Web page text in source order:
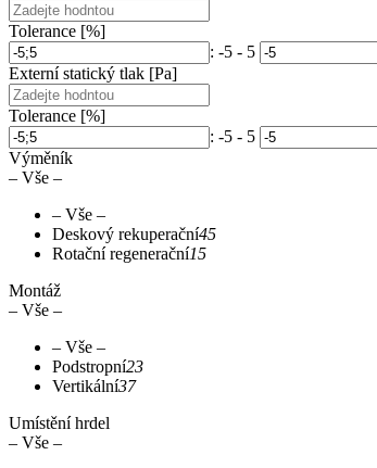
Tolerance [%]
: -5 - 5
Externí statický tlak [Pa]
Tolerance [%]
: -5 - 5
Výměník
– Vše –
– Vše –
Deskový rekuperační45
Rotační regenerační15
Montáž
– Vše –
– Vše –
Podstropní23
Vertikální37
Umístění hrdel
– Vše –